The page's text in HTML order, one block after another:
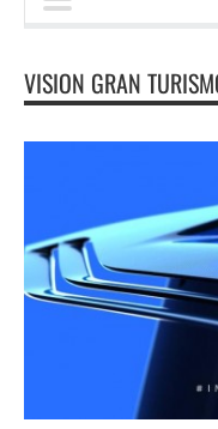
VISION GRAN